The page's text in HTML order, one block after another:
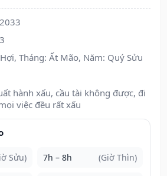
Tháng: Ất Mão, Năm: Quý Sửu
hành xấu, cầu tài không được, đi
việc đều rất xấu
Sửu) 7h – 8h (Giờ Thìn)